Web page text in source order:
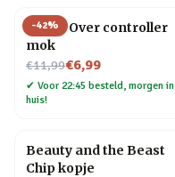
-42%
Game Over controller
mok
€11,99
Nu voor€6,99
✔ Voor 22:45 besteld, morgen in
huis!
Beauty and the Beast
Chip kopje